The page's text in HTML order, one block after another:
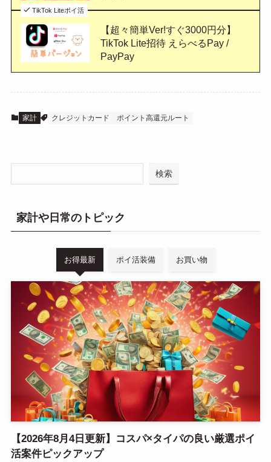
TikTok Liteポイ活
【超々簡単Ver!すぐ3000円分】
TikTok Lite招待 えらべるPay /
PayPay
家計 クレジットカード ポイント高還元ルート
検索
家計や日常のトピック
お得最新 ポイ活装備 お買い物
【2026年8月4日更新】コスパ×タイパの良い厳選ポイ
活案件ピックアップ